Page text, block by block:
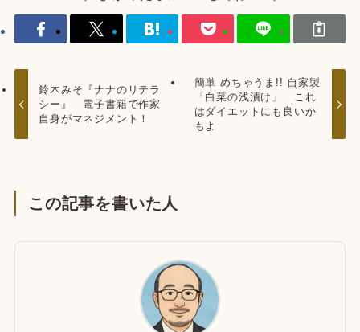
鈴木みそ『ナナのリテラ
シー』 電子書籍で作家
自身がマネジメント！
簡単 めちゃうま!! 自家製
「白菜の浅漬け」 これ
はダイエットにも良いか
もよ
この記事を書いた人